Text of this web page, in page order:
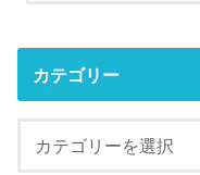
カテゴリー